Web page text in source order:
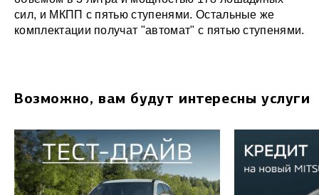
сил, и МКПП с пятью ступенями. Остальные же
комплектации получат "автомат" с пятью ступенями.
Возможно, вам будут интересны услуги